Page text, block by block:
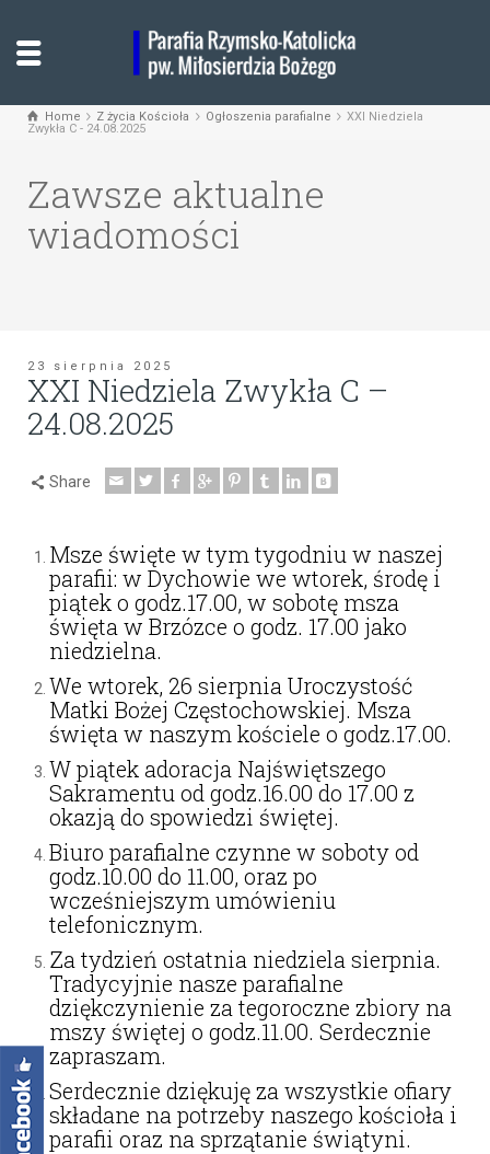
Home Z życia Kościoła Ogłoszenia parafialne
XXI Niedziela
Zwykła C - 24.08.2025
Zawsze aktualne
wiadomości
23 sierpnia 2025
XXI Niedziela Zwykła C –
24.08.2025
Share
Msze święte w tym tygodniu w naszej
parafii: w Dychowie we wtorek, środę i
piątek o godz.17.00, w sobotę msza
święta w Brzózce o godz. 17.00 jako
niedzielna.
We wtorek, 26 sierpnia Uroczystość
Matki Bożej Częstochowskiej. Msza
święta w naszym kościele o godz.17.00.
W piątek adoracja Najświętszego
Sakramentu od godz.16.00 do 17.00 z
okazją do spowiedzi świętej.
Biuro parafialne czynne w soboty od
godz.10.00 do 11.00, oraz po
wcześniejszym umówieniu
telefonicznym.
Za tydzień ostatnia niedziela sierpnia.
Tradycyjnie nasze parafialne
dziękczynienie za tegoroczne zbiory na
mszy świętej o godz.11.00. Serdecznie
zapraszam.
Serdecznie dziękuję za wszystkie ofiary
składane na potrzeby naszego kościoła i
parafii oraz na sprzątanie świątyni.